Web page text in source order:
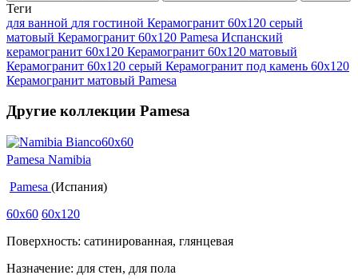
Теги
для ванной для гостиной Керамогранит 60x120 серый
матовый Керамогранит 60x120 Pamesa Испанский
керамогранит 60x120 Керамогранит 60x120 матовый
Керамогранит 60х120 серый Керамогранит под камень 60x120
Керамогранит матовый Pamesa
Другие коллекции Pamesa
Pamesa Namibia
Pamesa (Испания)
60x60 60x120
Поверхность: сатинированная, глянцевая
Назначение: для стен, для пола